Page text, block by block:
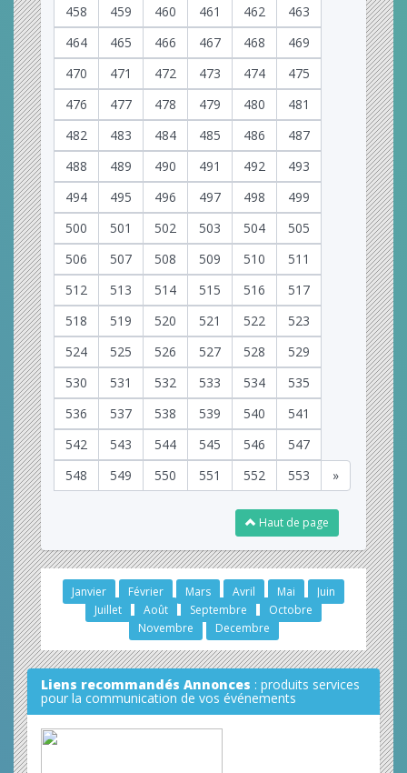
458 459 460 461 462
463
464
465 466 467 468
469
470
471 472 473 474
475
476
477 478 479 480
481
482
483 484 485 486
487
488
489 490 491 492
493
494
495 496 497 498
499
500
501 502 503 504
505
506
507 508 509 510
511
512
513 514 515 516
517
518
519 520 521 522
523
524
525 526 527 528
529
530
531 532 533 534
535
536
537 538 539 540
541
542
543 544 545 546
547
548
549 550 551 552 553 »
Haut de page
Janvier Février Mars Avril Mai
Juin
Juillet
Août Septembre
Octobre
Novembre
Decembre
Liens recommandés Annonces : produits services
pour la communication de vos événements